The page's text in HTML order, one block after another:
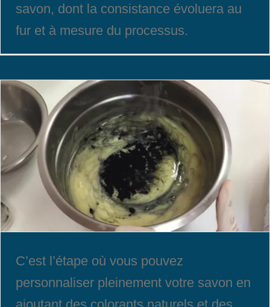
savon, dont la consistance évoluera au
fur et à mesure du processus.
C’est l’étape où vous pouvez
personnaliser pleinement votre savon en